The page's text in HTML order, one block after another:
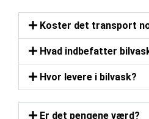
Koster det transport
Hvad indbefatter
Hvor levere i bilvask?
Er det pengene værd?